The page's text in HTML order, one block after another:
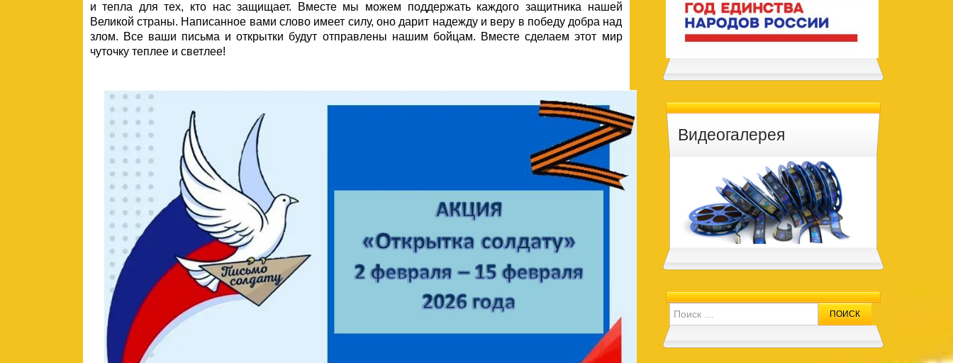
и тепла для тех, кто нас защищает. Вместе мы можем поддержать каждого защитника нашей
Великой страны. Написанное вами слово имеет силу, оно дарит надежду и веру в победу добра над
злом. Все ваши письма и открытки будут отправлены нашим бойцам. Вместе сделаем этот мир
чуточку теплее и светлее!
Видеогалерея
Search for: